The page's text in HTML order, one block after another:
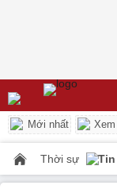
Mới nhất
Thời sự